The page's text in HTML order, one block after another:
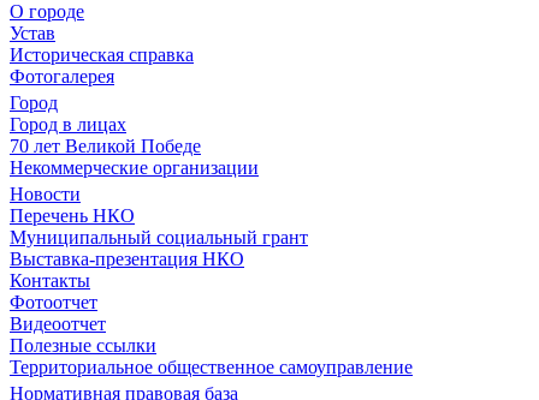
О городе
Устав
Историческая справка
Фотогалерея
Город
Город в лицах
70 лет Великой Победе
Некоммерческие организации
Новости
Перечень НКО
Муниципальный социальный грант
Выставка-презентация НКО
Контакты
Фотоотчет
Видеоотчет
Полезные ссылки
Территориальное общественное самоуправление
Нормативная правовая база